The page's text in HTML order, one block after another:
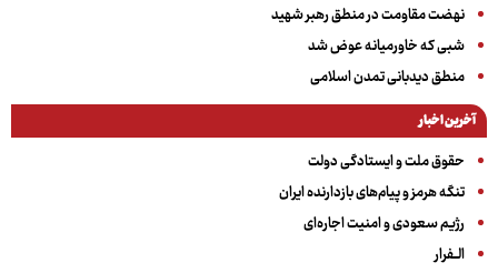
نهضت مقاومت در منطق رهبر شهید
شبی که خاورمیانه عوض شد
منطق دیدبانی تمدن اسلامی
آخرین اخبار
حقوق ملت و ایستادگی دولت
تنگه هرمز و پیام‌های بازدارنده ایران
رژیم سعودی و امنیت اجاره‌ای
الــفرار